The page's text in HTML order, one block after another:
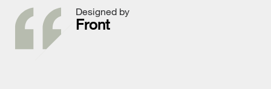
Designed by
Front